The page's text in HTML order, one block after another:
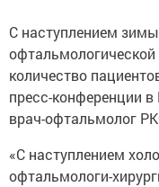
С наступлением
офтальмологической
количество
пресс-конференции
врач-офтальмолог
«С наступлением
офтальмологи-